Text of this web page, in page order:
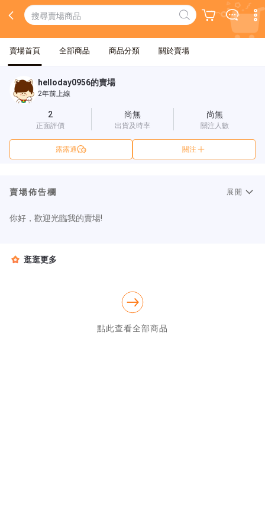
賣場首頁 全部商品 商品分類 關於賣場
helloday0956的賣場
2年前上線
2
正面評價
尚無
出貨及時率
尚無
關注人數
露露通 關注
賣場佈告欄 展開
你好，歡迎光臨我的賣場!
逛逛更多
點此查看全部商品